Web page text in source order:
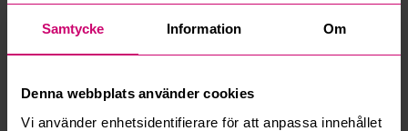
Samtycke Information Om
Denna webbplats använder cookies
Vi använder enhetsidentifierare för att anpassa innehållet
Hur fungerar budmotorn?
Kan jag ångra ett bud?
Kan ni frakta mina vunna objekt?